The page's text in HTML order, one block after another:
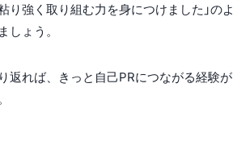
り強く取り組む力を身につけました」のよ
しょう。
返れば、きっと自己PRにつながる経験が